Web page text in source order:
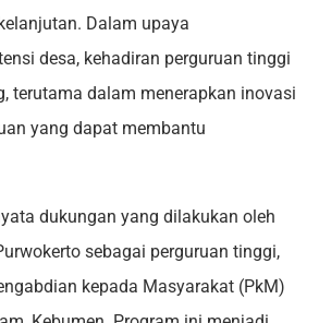
Dalam upaya
desa, kehadiran perguruan tinggi
terutama dalam menerapkan inovasi
yang dapat membantu
dukungan yang dilakukan oleh
sebagai perguruan tinggi,
kepada Masyarakat (PkM)